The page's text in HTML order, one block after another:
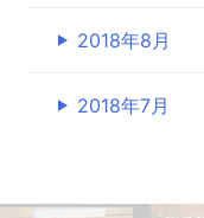
2018年8月
2018年7月